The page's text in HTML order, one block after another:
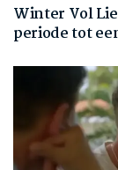
Winter Vol
periode tot